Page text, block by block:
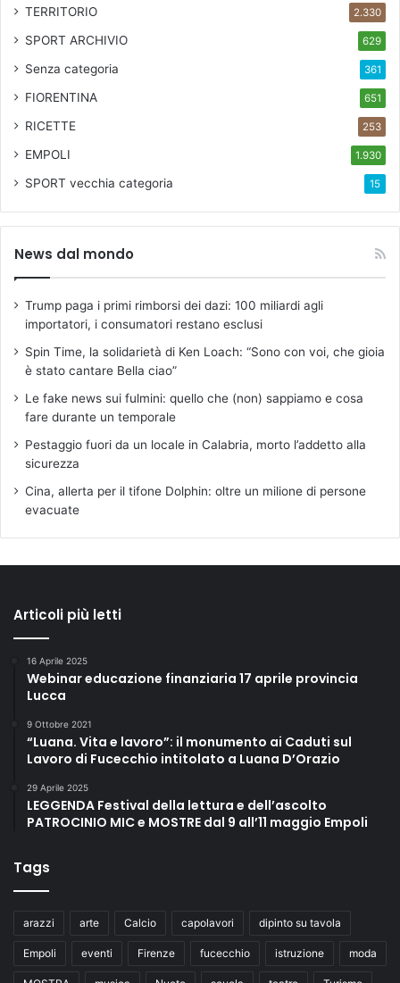
TERRITORIO 2.330
SPORT ARCHIVIO 629
Senza categoria 361
FIORENTINA 651
RICETTE 253
EMPOLI 1.930
SPORT vecchia categoria 15
News dal mondo
Trump paga i primi rimborsi dei dazi: 100 miliardi agli
importatori, i consumatori restano esclusi
Spin Time, la solidarietà di Ken Loach: “Sono con voi, che gioia
è stato cantare Bella ciao”
Le fake news sui fulmini: quello che (non) sappiamo e cosa
fare durante un temporale
Pestaggio fuori da un locale in Calabria, morto l’addetto alla
sicurezza
Cina, allerta per il tifone Dolphin: oltre un milione di persone
evacuate
Articoli più letti
16 Aprile 2025
Webinar educazione finanziaria 17 aprile provincia
Lucca
9 Ottobre 2021
“Luana. Vita e lavoro”: il monumento ai Caduti sul
Lavoro di Fucecchio intitolato a Luana D’Orazio
29 Aprile 2025
LEGGENDA Festival della lettura e dell’ascolto
PATROCINIO MIC e MOSTRE dal 9 all’11 maggio Empoli
Tags
arazzi arte Calcio capolavori dipinto su tavola
Empoli eventi Firenze fucecchio istruzione moda